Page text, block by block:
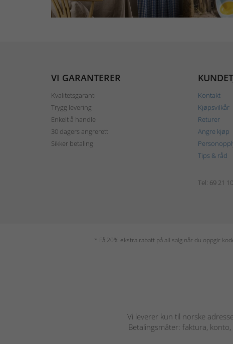
VI GARANTERER
Kvalitetsgaranti
Trygg levering
Enkelt å handle
30 dagers angrerett
Sikker betaling
Kontakt
Kjøpsvilkår
Returer
Angre kjøp
Tips & råd
Tel: 69 21
* Få 20% ekstra rabatt på all salg når du oppgir
Vi leverer kun til norske
Betalingsmåter: faktura,